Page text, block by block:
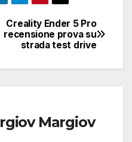
Creality Ender 5 Pro
recensione prova su
strada test drive
Margiov